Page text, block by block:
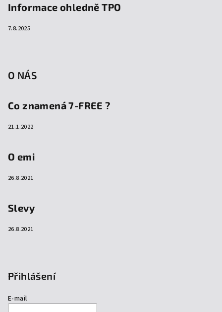
Informace ohledně TPO
7.8.2025
O NÁS
Co znamená 7-FREE ?
21.1.2022
O emi
26.8.2021
Slevy
26.8.2021
Přihlášení
E-mail